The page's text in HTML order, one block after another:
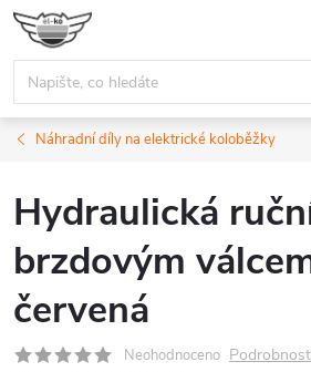
Přejít
obsah
Náhradní díly na elektrické koloběžky
Hydraulická
brzdovým
červená
Neohodnoceno